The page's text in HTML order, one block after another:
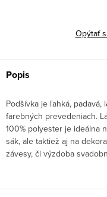
Opýtať
Popis
Podšívka je ľahká,
farebných prevedeniach.
100% polyester je ideálna
sák, ale taktiež aj na
závesy, či výzdoba